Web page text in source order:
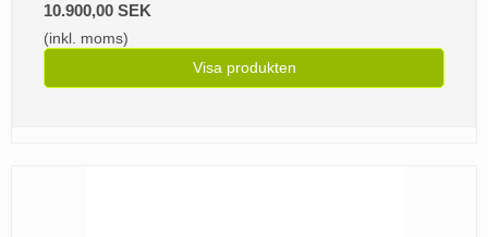
10.900,00 SEK
(inkl. moms)
Visa produkten